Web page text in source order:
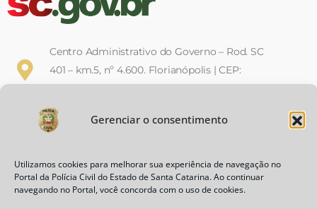
Gerenciar o consentimento
Utilizamos cookies para melhorar sua experiência de navegação no
Portal da Polícia Civil do Estado de Santa Catarina. Ao continuar
navegando no Portal, você concorda com o uso de cookies.
Centro Administrativo do Governo – Rod. SC
401 – km.5, nº 4.600. Florianópolis | CEP:
Horário de Expediente: Das 12h às
(Decreto Nº 1.410 de 18 de Dezembro de 2017)